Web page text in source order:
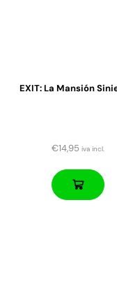
EXIT: La Mansión
€14,95 iva incl.